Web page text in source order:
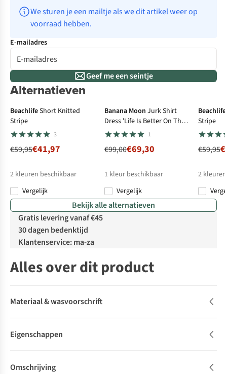
We sturen je een mailtje als we dit artikel weer op
voorraad hebben.
E-mailadres
Geef me een seintje
Alternatieven
-30%
BeachlifeShort Knitted
Stripe
3
€59,95€41,97
2 kleuren beschikbaar
%
%
Vergelijk
Banana Moon Jurk Shirt
Dress 'Life Is Better On The
Beach'
1
€99,00€69,30
1 kleur beschikbaar
Vergelijk
Beachlife
Stripe
€59,95
2
%
%
Bekijk alle alternatieven
Gratis levering vanaf €45
30 dagen bedenktijd
Klantenservice: ma-za
Alles over dit product
Materiaal & wasvoorschrift
Eigenschappen
Omschrijving